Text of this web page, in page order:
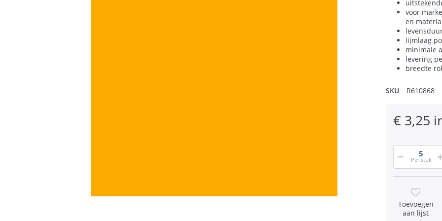
voor
en
lijmlaag
minimale
levering
breedte
SKU R610868
€ 3,25
Per stuk
Toevoegen
aan lijst